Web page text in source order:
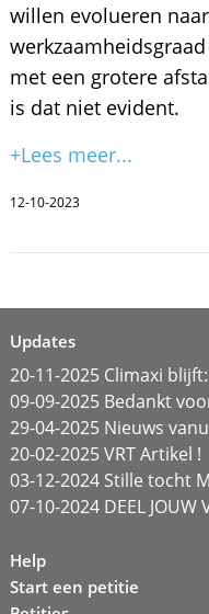
willen evolueren
met een grotere
is dat niet evident.
+Lees meer...
12-10-2023
Updates
20-11-2025 Climaxi
09-09-2025 Bedankt
29-04-2025 Nieuws
20-02-2025 VRT Artikel !
03-12-2024 Stille tocht
07-10-2024 DEEL JOUW
Help
Start een petitie